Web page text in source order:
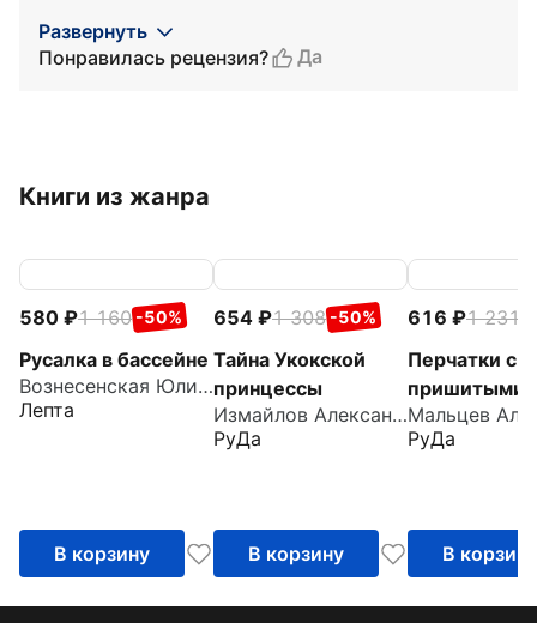
Развернуть
Понравилась рецензия?
Да
Книги из жанра
580 1 160 -50%
Русалка в бассейне
Вознесенская Юлия Николаевна
Лепта
В корзину
654 1 308 -50%
Тайна Укокской
принцессы
Измайлов Александр
РуДа
В корзину
616 1 231
Перчатки с
пришитыми
пальцами
РуДа
В корзину